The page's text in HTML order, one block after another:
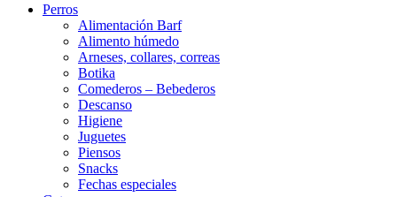
Perros
Alimentación Barf
Alimento húmedo
Arneses, collares, correas
Botika
Comederos – Bebederos
Descanso
Higiene
Juguetes
Piensos
Snacks
Fechas especiales